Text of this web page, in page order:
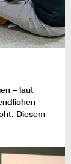
– laut
Diesem